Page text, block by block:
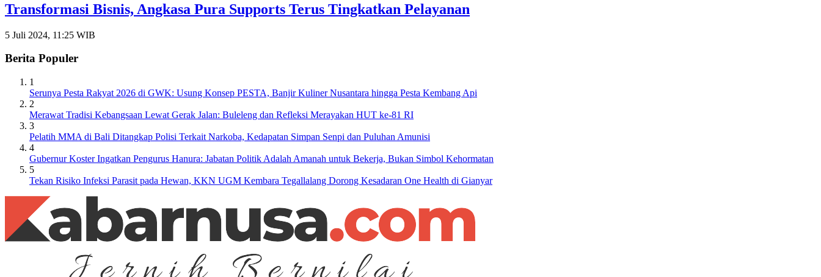
Transformasi Bisnis, Angkasa Pura Supports Terus Tingkatkan Pelayanan
5 Juli 2024, 11:25 WIB
Berita Populer
1
Serunya Pesta Rakyat 2026 di GWK: Usung Konsep PESTA, Banjir Kuliner Nusantara hingga Pesta Kembang Api
2
Merawat Tradisi Kebangsaan Lewat Gerak Jalan: Buleleng dan Refleksi Merayakan HUT ke-81 RI
3
Pelatih MMA di Bali Ditangkap Polisi Terkait Narkoba, Kedapatan Simpan Senpi dan Puluhan Amunisi
4
Gubernur Koster Ingatkan Pengurus Hanura: Jabatan Politik Adalah Amanah untuk Bekerja, Bukan Simbol Kehormatan
5
Tekan Risiko Infeksi Parasit pada Hewan, KKN UGM Kembara Tegallalang Dorong Kesadaran One Health di Gianyar